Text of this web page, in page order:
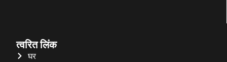
त्वरित लिंक
घर